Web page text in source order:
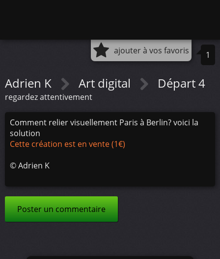
ajouter à vos favoris 1
Adrien K Art digital Départ 4
regardez attentivement
Comment relier visuellement Paris à Berlin? voici la
solution
Cette création est en vente (1€)
©Adrien K
Poster un commentaire